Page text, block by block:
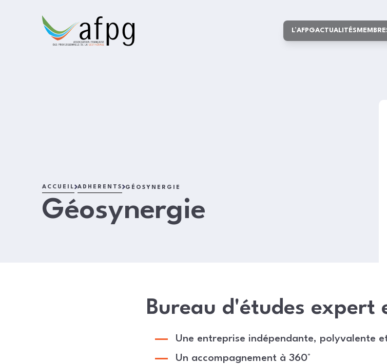
L'AFPG
L’AFPGACTUALITÉS
ACCUEIL ADHERENTS GÉOSYNERGIE
Géosynergie
Bureau d'études expert
Une entreprise indépendante, polyvalente
Un accompagnement à 360°